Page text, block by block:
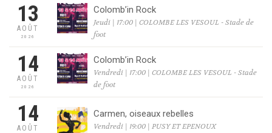
13
AOÛT
2026
Colomb’in Rock
Jeudi | 17:00 | COLOMBE LES VESOUL - Stade de
foot
14
AOÛT
2026
Colomb’in Rock
Vendredi | 17:00 | COLOMBE LES VESOUL - Stade
de foot
14
AOÛT
Carmen, oiseaux rebelles
Vendredi | 19:00 | PUSY ET EPENOUX